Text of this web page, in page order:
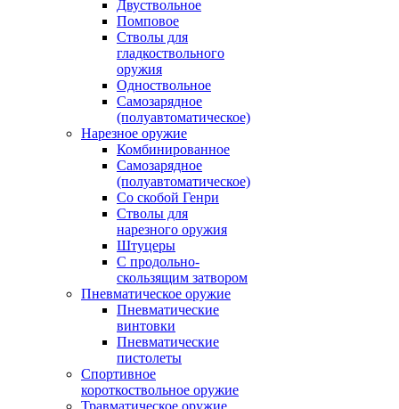
Двуствольное
Помповое
Стволы для
гладкоствольного
оружия
Одноствольное
Самозарядное
(полуавтоматическое)
Нарезное оружие
Комбинированное
Самозарядное
(полуавтоматическое)
Со скобой Генри
Стволы для
нарезного оружия
Штуцеры
С продольно-
скользящим затвором
Пневматическое оружие
Пневматические
винтовки
Пневматические
пистолеты
Спортивное
короткоствольное оружие
Травматическое оружие